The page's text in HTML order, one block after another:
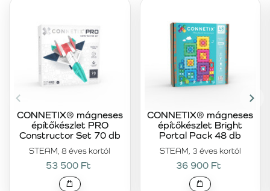
STEAM, 8 éves kortól
CONNETIX® mágneses
építőkészlet PRO
Constructor Set 70 db
53 500 Ft
STEAM, 3 éves kortól
CONNETIX® mágneses
építőkészlet Bright
Portal Pack 48 db
36 900 Ft